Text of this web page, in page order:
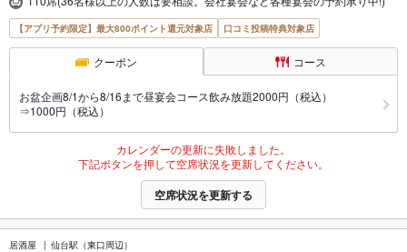
【アプリ予約限定】最大800ポイント還元対象店 口コミ投稿特典対象店
クーポン コース
お盆企画8/1から8/16まで昼宴会コース飲み放題2000円（税込）
⇒1000円（税込）
カレンダーの更新に失敗しました。
下記ボタンを押して空席状況を更新してください。
空席状況を更新する
居酒屋 仙台駅（東口周辺）